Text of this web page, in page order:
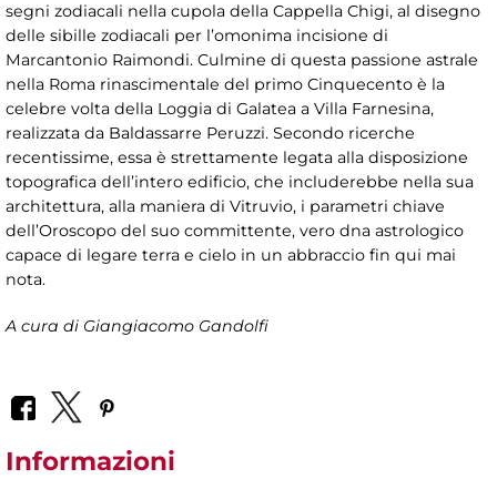
segni zodiacali nella cupola della Cappella Chigi, al disegno
delle sibille zodiacali per l’omonima incisione di
Marcantonio Raimondi. Culmine di questa passione astrale
nella Roma rinascimentale del primo Cinquecento è la
celebre volta della Loggia di Galatea a Villa Farnesina,
realizzata da Baldassarre Peruzzi. Secondo ricerche
recentissime, essa è strettamente legata alla disposizione
topografica dell’intero edificio, che includerebbe nella sua
architettura, alla maniera di Vitruvio, i parametri chiave
dell’Oroscopo del suo committente, vero dna astrologico
capace di legare terra e cielo in un abbraccio fin qui mai
nota.
A cura di Giangiacomo Gandolfi
Informazioni